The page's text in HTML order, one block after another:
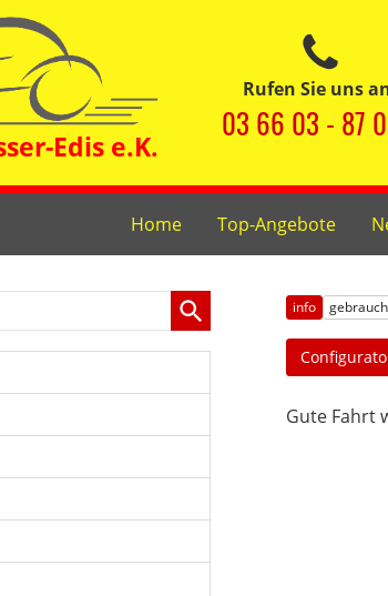
Rufen Sie uns
03 66 03 - 87
Home Top-Angebote
info
Gute Fahrt